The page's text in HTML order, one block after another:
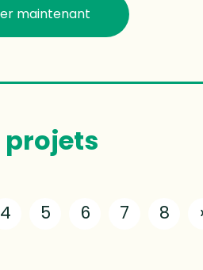
Explorer maintenant
projets
4 5 6 7 8